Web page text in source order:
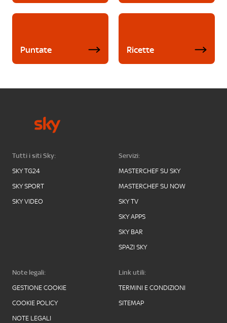
Puntate Ricette
Tutti i siti Sky:
SKY TG24
SKY SPORT
SKY VIDEO
Servizi:
MASTERCHEF SU SKY
MASTERCHEF SU NOW
SKY TV
SKY APPS
SKY BAR
SPAZI SKY
Note legali:
GESTIONE COOKIE
COOKIE POLICY
NOTE LEGALI
Link utili:
TERMINI E CONDIZIONI
SITEMAP